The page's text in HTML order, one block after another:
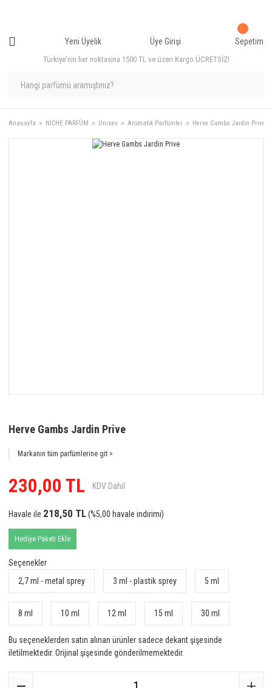
Türkiye'nin her noktasına 1500 TL ve üzeri Kargo ÜCRETSİZ!
Yeni Üyelik Üye Girişi Sepetim
Anasayfa NICHE PARFÜM Unısex Aromatik Parfümler Herve Gambs Jardin Prive
Herve Gambs Jardin Prive
Markanın tüm parfümlerine git >
230,00 TL KDV Dahil
Havale ile 218,50 TL(%5,00 havale indirimi)
Hediye Paketi Ekle
Seçenekler
2,7 ml - metal sprey
3 ml - plastik sprey 5 ml
8 ml 10 ml 12 ml 15 ml 30 ml
Bu seçeneklerden satın alınan ürünler sadece dekant şişesinde
iletilmektedir. Orijinal şişesinde gönderilmemektedir.